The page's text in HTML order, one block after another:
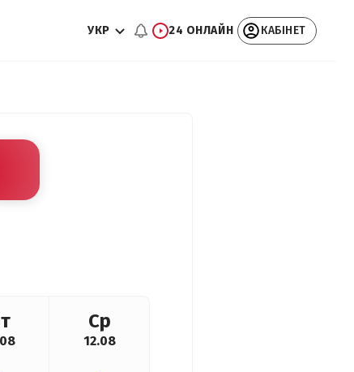
УКР 24 ОНЛАЙН КАБІНЕТ
Ср
12.08